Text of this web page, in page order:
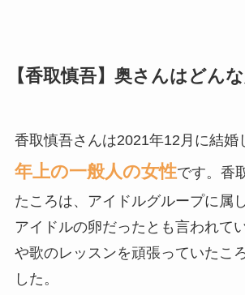
【香取慎吾】奥さんはどん
香取慎吾さんは2021年12月に結婚
年上の一般人の女性です。香
たころは、アイドルグループに属
アイドルの卵だったとも言われて
や歌のレッスンを頑張っていたこ
した。